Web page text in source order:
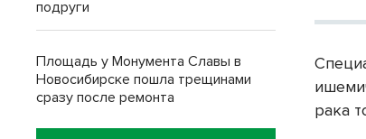
рака
подруги
Площадь у Монумента Славы в
Новосибирске пошла трещинами
сразу после ремонта